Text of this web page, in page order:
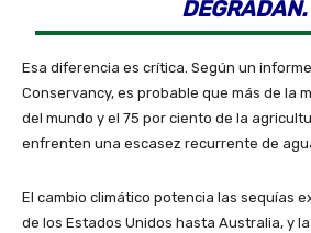
DEGRADAN.
Esa diferencia es crítica. Según un
Conservancy, es probable que más de la
del mundo y el 75 por ciento de la
enfrenten una escasez recurrente de
El cambio climático potencia las sequías
de los Estados Unidos hasta Australia, y